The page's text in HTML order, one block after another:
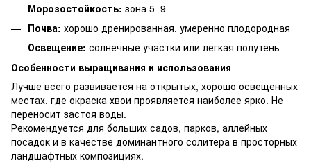
Морозостойкость: зона 5–9
Почва: хорошо дренированная, умеренно плодородная
Освещение: солнечные участки или лёгкая полутень
Особенности выращивания и использования
Лучше всего развивается на открытых, хорошо освещённых
местах, где окраска хвои проявляется наиболее ярко. Не
переносит застоя воды.
Рекомендуется для больших садов, парков, аллейных
посадок и в качестве доминантного солитера в просторных
ландшафтных композициях.